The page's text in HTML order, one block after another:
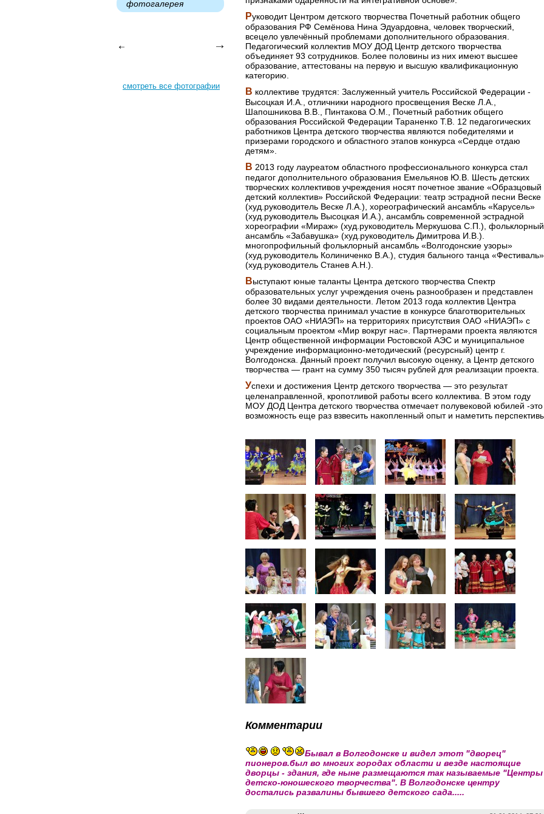
фотогалерея
смотреть все фотографии
Руководит Центром детского творчества Почетный работник общего
образования РФ Семёнова Нина Эдуардовна, человек творческий,
всецело увлечённый проблемами дополнительного образования.
Педагогический коллектив МОУ ДОД Центр детского творчества
объединяет 93 сотрудников. Более половины из них имеют высшее
образование, аттестованы на первую и высшую квалификационную
категорию.
В коллективе трудятся: Заслуженный учитель Российской Федерации -
Высоцкая И.А., отличники народного просвещения Веске Л.А.,
Шапошникова В.В., Пинтакова О.М., Почетный работник общего
образования Российской Федерации Тараненко Т.В. 12 педагогических
работников Центра детского творчества являются победителями и
призерами городского и областного этапов конкурса «Сердце отдаю
детям».
В 2013 году лауреатом областного профессионального конкурса стал
педагог дополнительного образования Емельянов Ю.В. Шесть детских
творческих коллективов учреждения носят почетное звание «Образцовый
детский коллектив» Российской Федерации: театр эстрадной песни Веске
(худ.руководитель Веске Л.А.), хореографический ансамбль «Карусель»
(худ.руководитель Высоцкая И.А.), ансамбль современной эстрадной
хореографии «Мираж» (худ.руководитель Меркушова С.П.), фольклорный
ансамбль «Забавушка» (худ.руководитель Димитрова И.В.).
многопрофильный фольклорный ансамбль «Волгодонские узоры»
(худ.руководитель Колиниченко В.А.), студия бального танца «Фестиваль»
(худ.руководитель Станев А.Н.).
Выступают юные таланты Центра детского творчества Спектр
образовательных услуг учреждения очень разнообразен и представлен
более 30 видами деятельности. Летом 2013 года коллектив Центра
детского творчества принимал участие в конкурсе благотворительных
проектов ОАО «НИАЭП» на территориях присутствия ОАО «НИАЭП» с
социальным проектом «Мир вокруг нас». Партнерами проекта являются
Центр общественной информации Ростовской АЭС и муниципальное
учреждение информационно-методический (ресурсный) центр г.
Волгодонска. Данный проект получил высокую оценку, а Центр детского
творчества — грант на сумму 350 тысяч рублей для реализации проекта.
Успехи и достижения Центр детского творчества — это результат
целенаправленной, кропотливой работы всего коллектива. В этом году
МОУ ДОД Центра детского творчества отмечает полувековой юбилей -это
возможность еще раз взвесить накопленный опыт и наметить
Комментарии
Бывал в Волгодонске и видел этот "дворец"
пионеров.был во многих городах области и везде настоящие
дворцы - здания, где ныне размещаются так называемые "Центры
детско-юношеского творчества". В Волгодонске центру
достались развалины бывшего детского сада.....